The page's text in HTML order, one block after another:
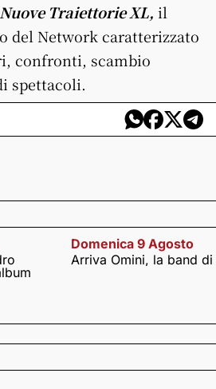
Nuove Traiettorie XL, il
del Network caratterizzato
confronti, scambio
spettacoli.
Domenica 9 Agosto
Arriva Omini, la band